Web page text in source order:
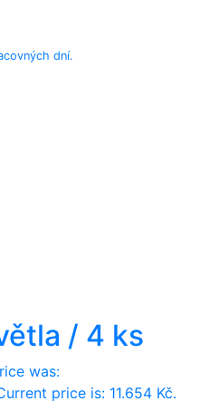
dní.
/ 4 ks
was:
price is: 11.654 Kč.